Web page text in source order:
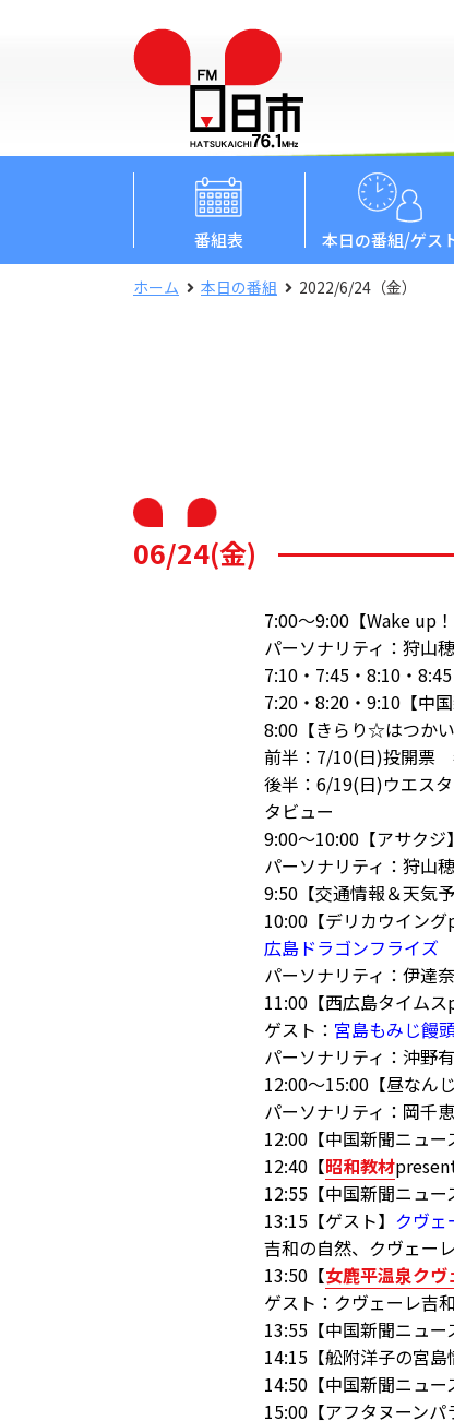
番組表 本日の番組/ゲス
ホーム 本日の番組 2022/6/24（金）
06/24(金)
7:00～9:00【Wake up
パーソナリティ：狩山
7:10・7:45・8:10・
7:20・8:20・9:10【中国
8:00【きらり☆はつか
前半：7/10(日)投開票
後半：6/19(日)ウエス
タビュー
9:00～10:00【アサクジ】
パーソナリティ：狩山
9:50【交通情報＆天気予
10:00【デリカウイン
広島ドラゴンフライ
パーソナリティ：伊達
11:00【西広島タイム
ゲスト： 宮島もみじ
パーソナリティ：沖野
12:00～15:00【昼なん
パーソナリティ：岡千恵
12:00【中国新聞ニュー
12:40【昭和教材
12:55【中国新聞ニュー
13:15【ゲスト】 クヴ
吉和の自然、クヴェー
13:50【女鹿平温泉クヴ
ゲスト：クヴェーレ吉
13:55【中国新聞ニュー
14:15【舩附洋子の宮
14:50【中国新聞ニュー
15:00【アフタヌーンパ